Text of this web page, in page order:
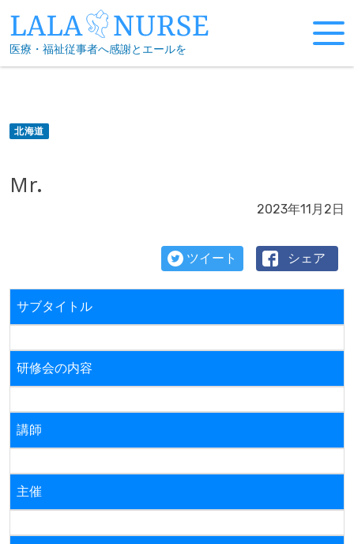
to
content
医療・福祉従事者へ感謝とエールを
北海道
Mr.
2023年11月2日
ツイート シェア
サブタイトル
研修会の内容
講師
主催